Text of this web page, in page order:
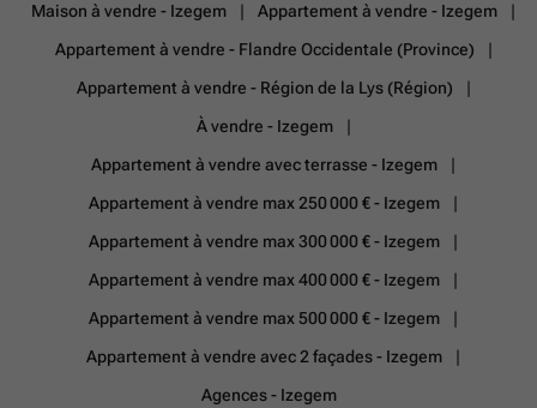
Maison à vendre - Izegem
Appartement à vendre - Izegem
Appartement à vendre - Flandre Occidentale (Province)
Appartement à vendre - Région de la Lys (Région)
À vendre - Izegem
Appartement à vendre avec terrasse - Izegem
Appartement à vendre max 250 000 € - Izegem
Appartement à vendre max 300 000 € - Izegem
Appartement à vendre max 400 000 € - Izegem
Appartement à vendre max 500 000 € - Izegem
Appartement à vendre avec 2 façades - Izegem
Agences - Izegem